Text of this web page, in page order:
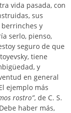
vida pasada, con
sus
y
serlo, pienso,
seguro de que
tiene
y
en general
ejemplo más
rostro”, de C. S.
haber más,